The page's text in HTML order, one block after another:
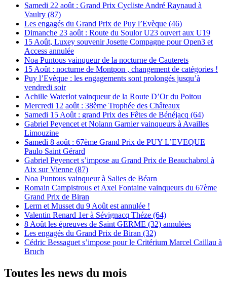
Samedi 22 août : Grand Prix Cycliste André Raynaud à
Vaulry (87)
Les engagés du Grand Prix de Puy l’Evèque (46)
Dimanche 23 août : Route du Soulor U23 ouvert aux U19
15 Août, Luxey souvenir Josette Compagne pour Open3 et
Access annulée
Noa Puntous vainqueur de la nocturne de Cauterets
15 Août : nocturne de Montpon , changement de catégories !
Puy l’Evèque : les engagements sont prolongés jusqu’à
vendredi soir
Achille Waterlot vainqueur de la Route D’Or du Poitou
Mercredi 12 août : 38ème Trophée des Châteaux
Samedi 15 Août : grand Prix des Fêtes de Bénéjacq (64)
Gabriel Peyencet et Nolann Garnier vainqueurs à Availles
Limouzine
Samedi 8 août : 67ème Grand Prix de PUY L’EVEQUE
Paulo Saint Gérard
Gabriel Peyencet s’impose au Grand Prix de Beauchabrol à
Aix sur Vienne (87)
Noa Puntous vainqueur à Salies de Béarn
Romain Campistrous et Axel Fontaine vainqueurs du 67ème
Grand Prix de Biran
Lerm et Musset du 9 Août est annulée !
Valentin Renard 1er à Sévignacq Théze (64)
8 Août les épreuves de Saint GERME (32) annulées
Les engagés du Grand Prix de Biran (32)
Cédric Bessaguet s’impose pour le Critérium Marcel Caillau à
Bruch
Toutes les news du mois